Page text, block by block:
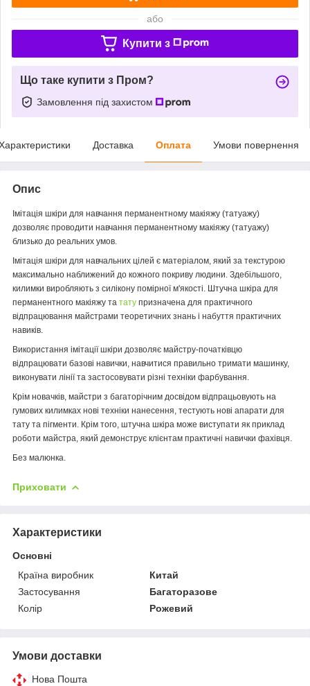
або
Купити з
Що таке купити з Пром?
Замовлення під захистом
Доставка Оплата Умови повернення
Опис
Імітація шкіри для навчання перманентному макіяжу (татуажу)
дозволяє проводити навчання перманентному макіяжу (татуажу)
близько до реальних умов.
Імітація шкіри для навчальних цілей є матеріалом, який за текстурою
максимально наближений до кожного покриву людини. Здебільшого,
килимки виробляють з силікону помірної м'якості. Штучна шкіра для
перманентного макіяжу та тату призначена для практичного
відпрацювання майстрами теоретичних знань і набуття практичних
навиків.
Використання імітації шкіри дозволяє майстру-початківцю
відпрацювати базові навички, навчитися правильно тримати машинку,
виконувати лінії та застосовувати різні техніки фарбування.
Крім новачків, майстри з багаторічним досвідом відпрацьовують на
гумових килимках нові техніки нанесення, тестують нові апарати для
тату та пігменти. Крім того, штучна шкіра може виступати як приклад
роботи майстра, який демонструє клієнтам практичні навички фахівця.
Без малюнка.
Приховати
Характеристики
Основні
Країна виробник
Китай
Застосування
Багаторазове
Колір
Рожевий
Умови доставки
Нова Пошта